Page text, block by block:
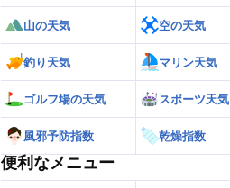
山の天気 空の天気
釣り天気 マリン天気
ゴルフ場の天気 スポーツ天気
風邪予防指数 乾燥指数
便利なメニュー